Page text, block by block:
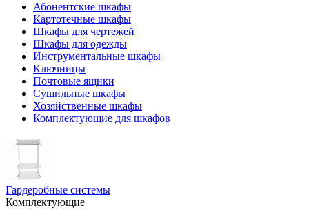
Абонентские шкафы
Картотечные шкафы
Шкафы для чертежей
Шкафы для одежды
Инструментальные шкафы
Ключницы
Почтовые ящики
Сушильные шкафы
Хозяйственные шкафы
Комплектующие для шкафов
Гардеробные системы
Комплектующие